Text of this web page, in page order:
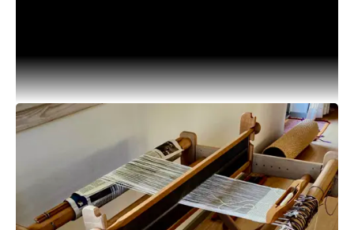
Kildemarkedets historie går helt tilbage til
middelalderen, hvor folk valfartede til Sankt
Helene Kilde, som blev tillagt helbredende
virkning. Der blev afholdt Kildemarked i
Tisvildeleje frem til 1920’erne, hvorefter det
ebbede ud. Men I år 2000 tog borgere i Tisvilde
initiativ til at genoplive traditionen.
Derfor kan du i dag opleve et stort